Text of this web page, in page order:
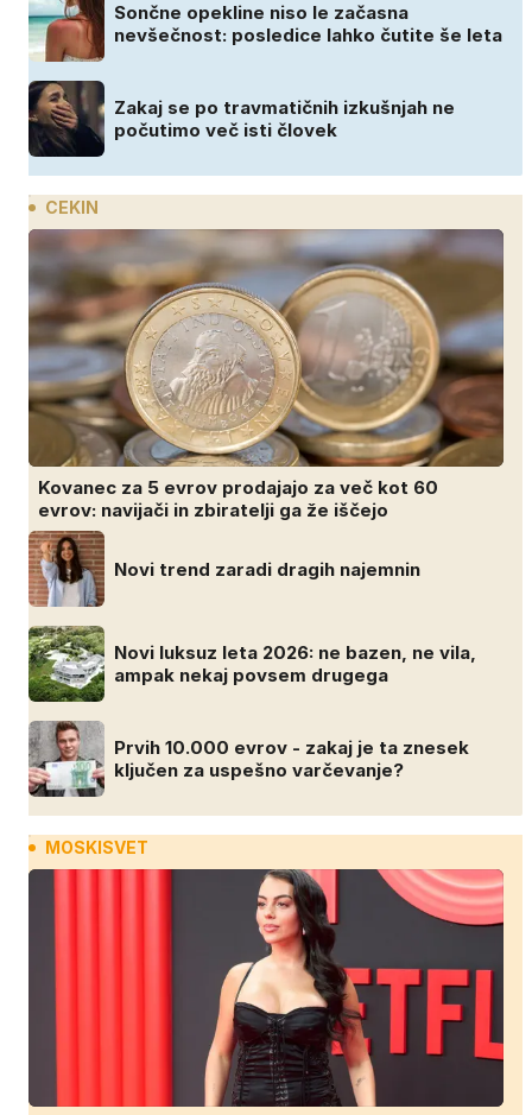
Sončne opekline niso le začasna
nevšečnost: posledice lahko čutite še leta
Zakaj se po travmatičnih izkušnjah ne
počutimo več isti človek
CEKIN
Kovanec za 5 evrov prodajajo za več kot 60
evrov: navijači in zbiratelji ga že iščejo
Novi trend zaradi dragih najemnin
Novi luksuz leta 2026: ne bazen, ne vila,
ampak nekaj povsem drugega
Prvih 10.000 evrov - zakaj je ta znesek
ključen za uspešno varčevanje?
MOSKISVET